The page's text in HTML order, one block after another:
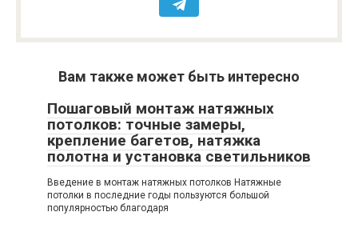
Вам также может быть интересно
Пошаговый монтаж натяжных
потолков: точные замеры,
крепление багетов, натяжка
полотна и установка светильников
Введение в монтаж натяжных потолков Натяжные
потолки в последние годы пользуются большой
популярностью благодаря